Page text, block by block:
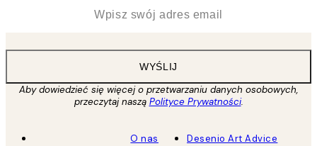
WYŚLIJ
Aby dowiedzieć się więcej o przetwarzaniu danych osobowych,
przeczytaj naszą Polityce Prywatności.
O nas
Desenio Art Advice